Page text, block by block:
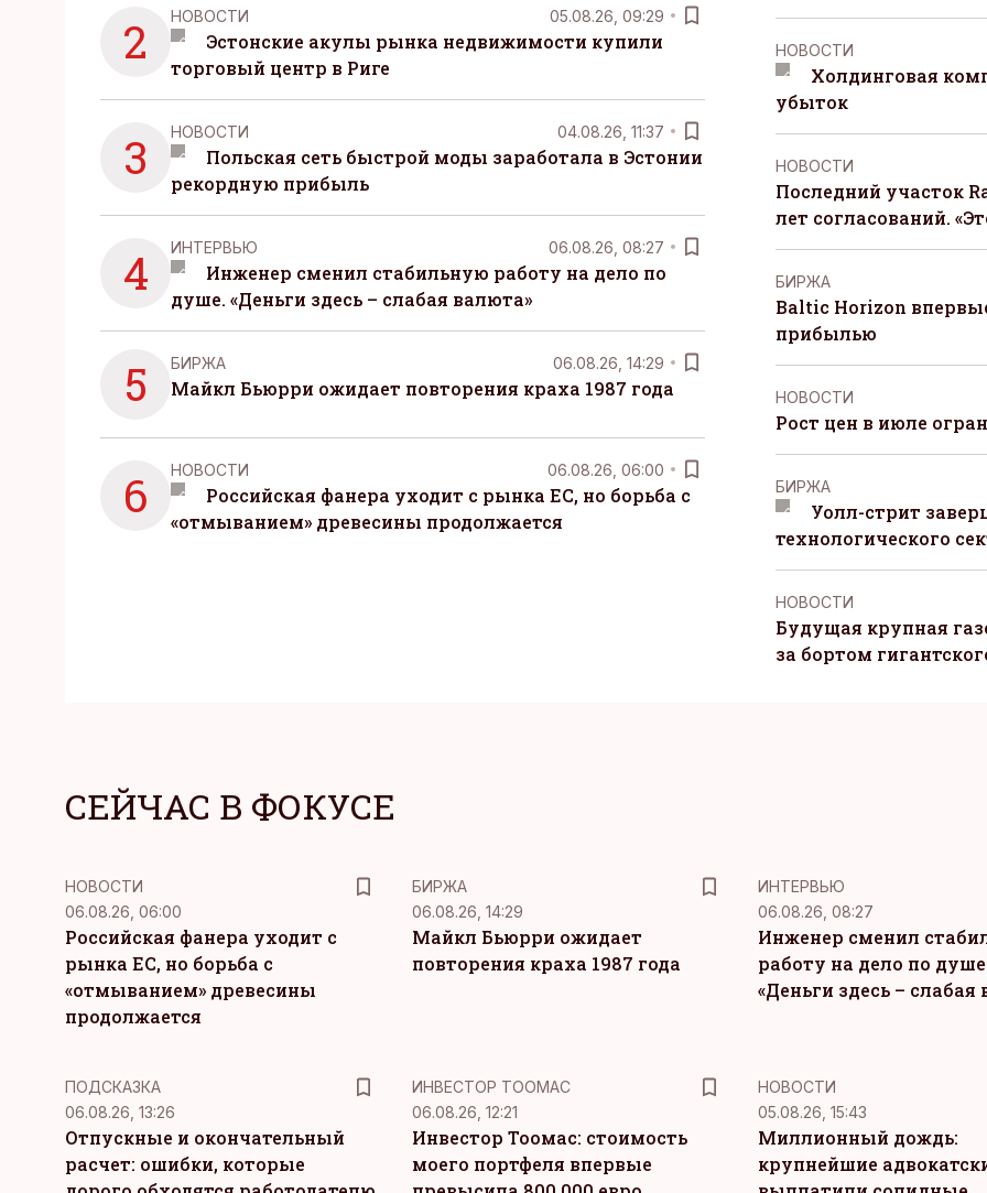
2 НОВОСТИ 05.08.26, 09:29
Эстонские акулы рынка недвижимости купили
торговый центр в Риге
3 НОВОСТИ 04.08.26, 11:37
Польская сеть быстрой моды заработала в Эстонии
рекордную прибыль
4 ИНТЕРВЬЮ 06.08.26, 08:27
Инженер сменил стабильную работу на дело по
душе. «Деньги здесь – слабая валюта»
5 БИРЖА 06.08.26, 14:29
Майкл Бьюрри ожидает повторения краха 1987 года
6 НОВОСТИ 06.08.26, 06:00
Российская фанера уходит с рынка ЕС, но борьба с
«отмыванием» древесины продолжается
НОВОСТИ
Холдинговая
убыток
НОВОСТИ
Последний участок
лет согласований.
БИРЖА
Baltic Horizon
прибылью
НОВОСТИ
Рост цен в июле
БИРЖА
Уолл-стрит
технологического
НОВОСТИ
Будущая крупная
за бортом
СЕЙЧАС В ФОКУСЕ
НОВОСТИ
06.08.26, 06:00
Российская фанера уходит с
рынка ЕС, но борьба с
«отмыванием» древесины
продолжается
БИРЖА
06.08.26, 14:29
Майкл Бьюрри ожидает
повторения краха 1987 года
ИНТЕРВЬЮ
06.08.26, 08:27
Инженер сменил
работу на дело по
«Деньги здесь – слабая
ПОДСКАЗКА
06.08.26, 13:26
Отпускные и окончательный
расчет: ошибки, которые
ИНВЕСТОР ТООМАС
06.08.26, 12:21
Инвестор Тоомас: стоимость
моего портфеля впервые
НОВОСТИ
05.08.26, 15:43
Миллионный дождь:
крупнейшие